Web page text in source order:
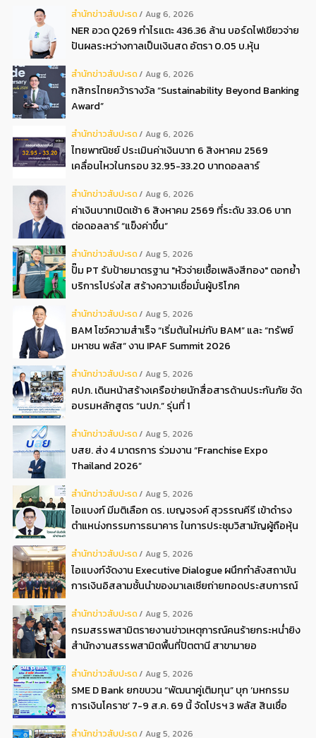
สํานักข่าวสับปะรด Aug 6, 2026
NER อวด Q269 กำไรแตะ 436.36 ล้าน บอร์ดไฟเขียวจ่าย
ปันผลระหว่างกาลเป็นเงินสด อัตรา 0.05 บ.หุ้น
สํานักข่าวสับปะรด Aug 6, 2026
กสิกรไทยคว้ารางวัล “Sustainability Beyond Banking
Award”
สํานักข่าวสับปะรด Aug 6, 2026
ไทยพาณิชย์ ประเมินค่าเงินบาท 6 สิงหาคม 2569
เคลื่อนไหวในกรอบ 32.95-33.20 บาทดอลลาร์
สํานักข่าวสับปะรด Aug 6, 2026
ค่าเงินบาทเปิดเช้า 6 สิงหาคม 2569 ที่ระดับ 33.06 บาท
ต่อดอลลาร์ “แข็งค่าขึ้น”
สํานักข่าวสับปะรด Aug 5, 2026
ปั๊ม PT รับป้ายมาตรฐาน "หัวจ่ายเชื้อเพลิงสีทอง" ตอกย้ำ
บริการโปร่งใส สร้างความเชื่อมั่นผู้บริโภค
สํานักข่าวสับปะรด Aug 5, 2026
BAM โชว์ความสำเร็จ “เริ่มต้นใหม่กับ BAM” และ “ทรัพย์
มหาชน พลัส” งาน IPAF Summit 2026
สํานักข่าวสับปะรด Aug 5, 2026
คปภ. เดินหน้าสร้างเครือข่ายนักสื่อสารด้านประกันภัย จัด
อบรมหลักสูตร “นปภ.” รุ่นที่ 1
สํานักข่าวสับปะรด Aug 5, 2026
บสย. ส่ง 4 มาตรการ ร่วมงาน “Franchise Expo
Thailand 2026”
สํานักข่าวสับปะรด Aug 5, 2026
ไอแบงก์ มีมติเลือก ดร. เบญจรงค์ สุวรรณคีรี เข้าดำรง
ตำแหน่งกรรมการธนาคาร ในการประชุมวิสามัญผู้ถือหุ้น
สํานักข่าวสับปะรด Aug 5, 2026
ไอแบงก์จัดงาน Executive Dialogue ผนึกกำลังสถาบัน
การเงินอิสลามชั้นนำของมาเลเซียถ่ายทอดประสบการณ์
อิสลามแห่งอนาคต
สํานักข่าวสับปะรด Aug 5, 2026
กรมสรรพสามิตรายงานข่าวเหตุการณ์คนร้ายกระหน่ำยิง
สำนักงานสรรพสามิตพื้นที่ปัตตานี สาขามายอ
สํานักข่าวสับปะรด Aug 5, 2026
SME D Bank ยกขบวน “พัฒนาคู่เติมทุน” บุก ‘มหกรรม
การเงินโคราช’ 7-9 ส.ค. 69 นี้ จัดโปรฯ 3 พลัส สินเชื่อ
สํานักข่าวสับปะรด Aug 5, 2026